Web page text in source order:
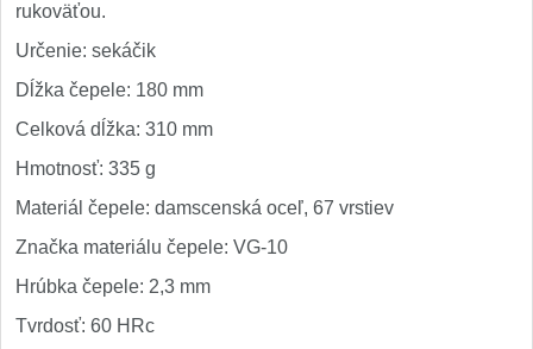
rukoväťou.
Určenie: sekáčik
Dĺžka čepele: 180 mm
Celková dĺžka: 310 mm
Hmotnosť: 335 g
Materiál čepele: damscenská oceľ, 67 vrstiev
Značka materiálu čepele: VG-10
Hrúbka čepele: 2,3 mm
Tvrdosť: 60 HRc